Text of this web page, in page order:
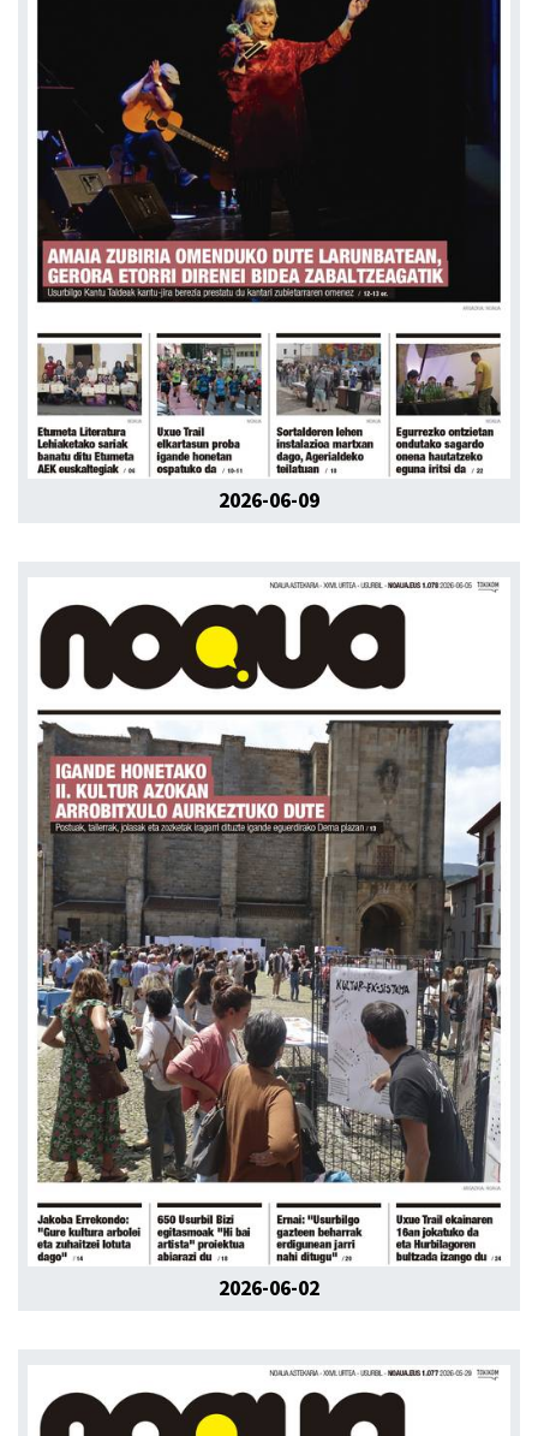
2026-06-09
2026-06-02